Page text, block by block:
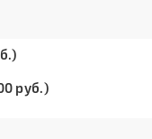
руб.)